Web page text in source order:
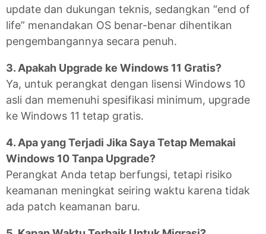
update dan dukungan teknis, sedangkan “end of
life” menandakan OS benar-benar dihentikan
pengembangannya secara penuh.
3. Apakah Upgrade ke Windows 11 Gratis?
Ya, untuk perangkat dengan lisensi Windows 10
asli dan memenuhi spesifikasi minimum, upgrade
ke Windows 11 tetap gratis.
4. Apa yang Terjadi Jika Saya Tetap Memakai
Windows 10 Tanpa Upgrade?
Perangkat Anda tetap berfungsi, tetapi risiko
keamanan meningkat seiring waktu karena tidak
ada patch keamanan baru.